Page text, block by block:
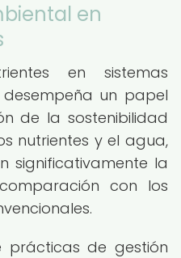
en
en sistemas
un papel
de la sostenibilidad
nutrientes y el agua,
significativamente la
con los
prácticas de gestión